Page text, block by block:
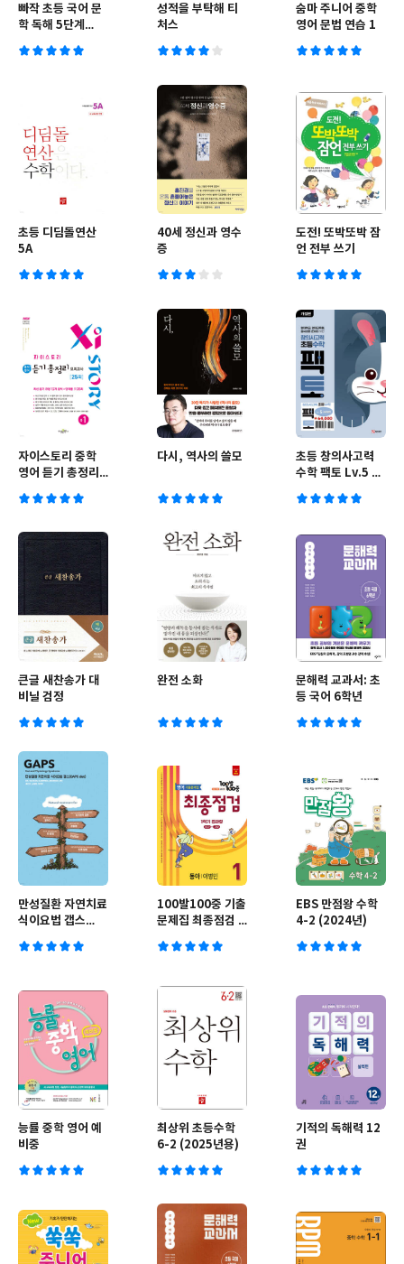
빠작 초등 국어 문
학 독해 5단계
성적을 부탁해 티
처스
숨마 주니어 중학
영어 문법 연습 1
초등 디딤돌연산
5A
40세 정신과 영수
증
도전! 또박또박 잠
언 전부 쓰기
자이스토리 중학
영어 듣기 총정리
1 (2026년용)
다시, 역사의 쓸모
초등 창의사고력
수학 팩토 Lv.5 세
큰글 새찬송가 대
비닐 검정
완전 소화
문해력 교과서: 초
등 국어 6학년
만성질환 자연치료
식이요법 갭스
100발100중 기출
문제집 최종점검 1
영어 동아 이병민
EBS 만점왕 수학
4-2 (2024년)
능률 중학 영어 예
비중
최상위 초등수학
6-2 (2025년용)
기적의 독해력 12
권